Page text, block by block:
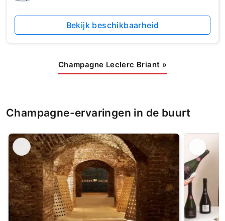
Bekijk beschikbaarheid
Champagne Leclerc Briant »
Champagne-ervaringen in de buurt